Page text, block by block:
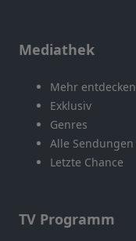
Mediathek
Mehr entdecken
Exklusiv
Genres
Alle Sendungen
Letzte Chance
TV Programm